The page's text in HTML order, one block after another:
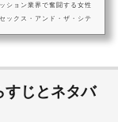
ション業界で奮闘する女性
ックス・アンド・ザ・シテ
すじとネタバ